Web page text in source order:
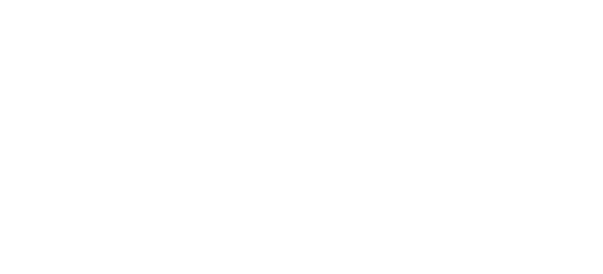
en suivant ce
...